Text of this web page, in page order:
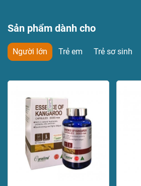
Sản phẩm dành cho
Người lớn Trẻ em Trẻ sơ sinh